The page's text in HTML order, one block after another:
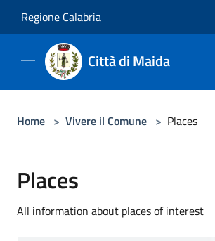
Regione Calabria
Città di Maida
Home > Vivere il Comune > Places
Places
All information about places of interest